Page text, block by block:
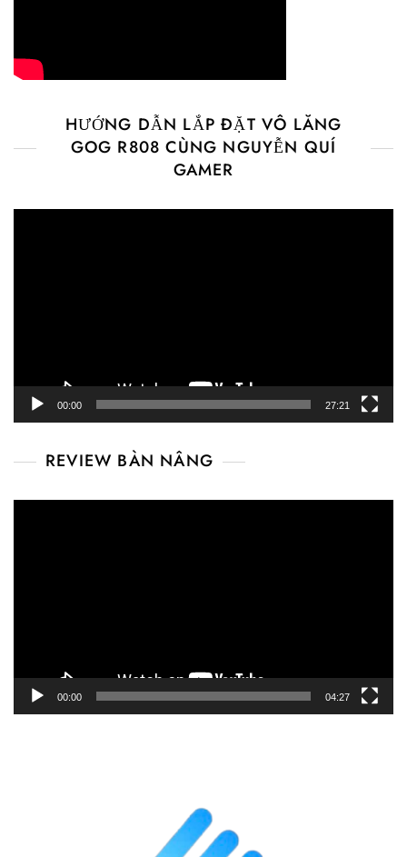
HƯỚNG DẪN LẮP ĐẶT VÔ LĂNG
GOG R808 CÙNG NGUYỄN QUÍ
GAMER
00:00 27:21
REVIEW BÀN NÂNG
00:00 04:27